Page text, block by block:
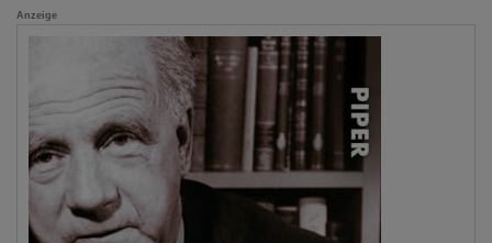
Anzeige